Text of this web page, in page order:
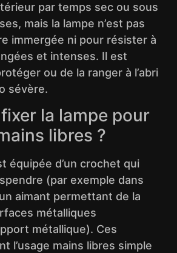
par temps sec ou sous
mais la lampe n’est pas
immergée ni pour résister à
et intenses. Il est
ou de la ranger à l’abri
sévère.
la lampe pour
libres ?
équipée d’un crochet qui
(par exemple dans
aimant permettant de la
métalliques
métallique). Ces
l’usage mains libres simple